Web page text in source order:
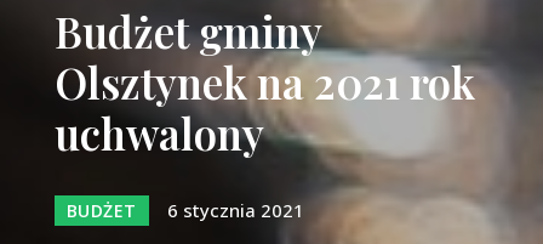
Budżet gminy
Olsztynek na 2021 rok
uchwalony
BUDŻET 6 stycznia 2021